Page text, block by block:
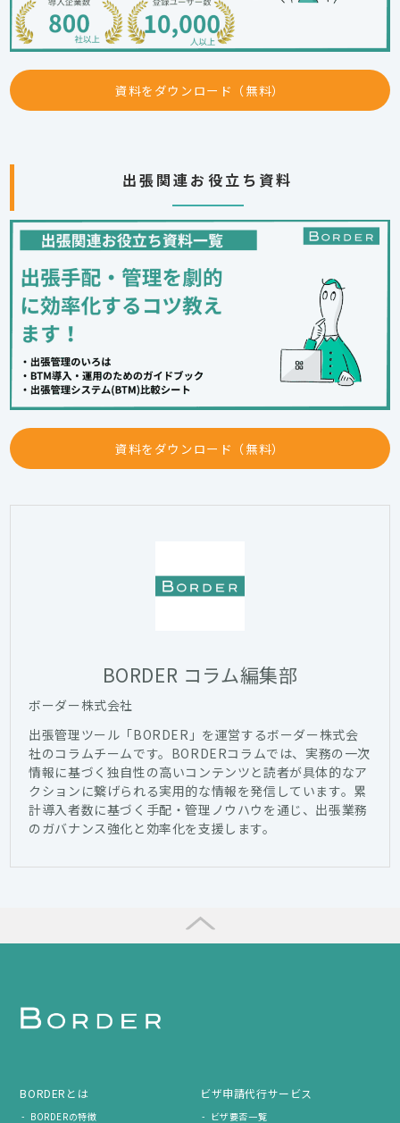
資料をダウンロード（無料）
出張関連お役立ち資料
資料をダウンロード（無料）
BORDER コラム編集部
ボーダー株式会社
出張管理ツール「BORDER」を運営するボーダー株式会
社のコラムチームです。BORDERコラムでは、実務の一次
情報に基づく独自性の高いコンテンツと読者が具体的なア
クションに繋げられる実用的な情報を発信しています。累
計導入者数に基づく手配・管理ノウハウを通じ、出張業務
のガバナンス強化と効率化を支援します。
BORDERとは
BORDERの特徴
ビザ申請代行サービス
ビザ要否一覧